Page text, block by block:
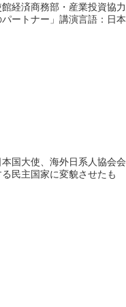
経済商務部・産業投資協力
ートナー」講演言語：日本
国大使、海外日系人協会会
民主国家に変貌させたも